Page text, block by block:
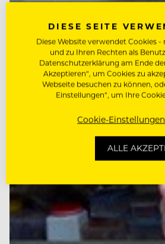
DIESE SEITE
Diese Website verwendet Cookies
und zu Ihren Rechten als
Datenschutzerklärung am Ende
Akzeptieren“, um Cookies zu
Webseite besuchen zu können,
Einstellungen“, um Ihre
Cookie-Einstellungen
ALLE